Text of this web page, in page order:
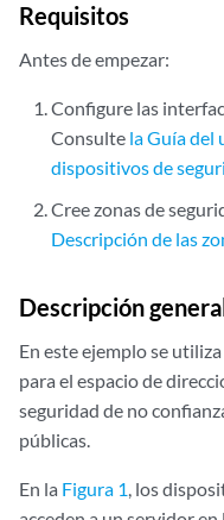
Requisitos
Antes de empezar:
Configure las
Consulte la Guía del
dispositivos de
Cree zonas de
Descripción de las
Descripción
En este ejemplo se
para el espacio de
seguridad de no
públicas.
En la Figura 1, los